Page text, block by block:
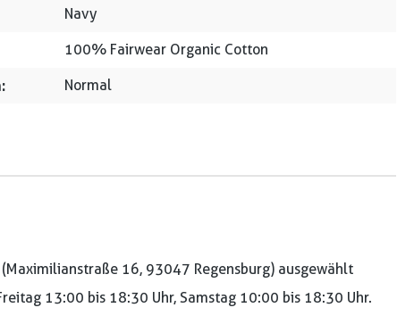
Navy
100% Fairwear Organic Cotton
Normal
(Maximilianstraße 16, 93047 Regensburg) ausgewählt
13:00 bis 18:30 Uhr, Samstag 10:00 bis 18:30 Uhr.